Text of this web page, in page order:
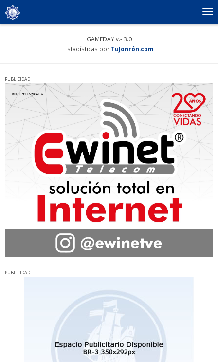
GAMEDAY v.- 3.0
Estadísticas por TuJonrón.com
PUBLICIDAD
PUBLICIDAD